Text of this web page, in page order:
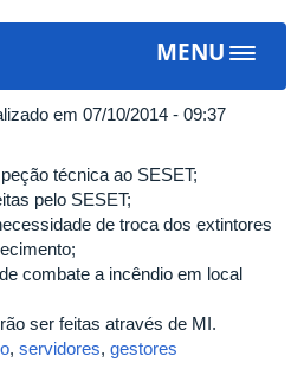
MENU
Toggle
em 07/10/2014 - 09:37
técnica ao SESET;
pelo SESET;
de troca dos extintores
combate a incêndio em local
ser feitas através de MI.
, servidores, gestores